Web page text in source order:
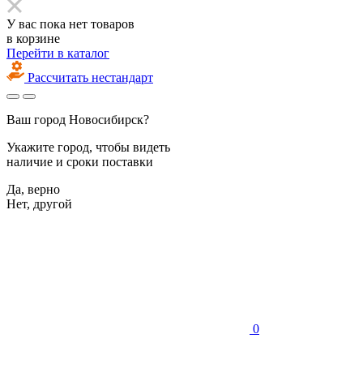
У вас пока нет товаров
в корзине
Перейти в каталог
Рассчитать нестандарт
Ваш город Новосибирск?
Укажите город, чтобы видеть
наличие и сроки поставки
Да, верно
Нет, другой
0